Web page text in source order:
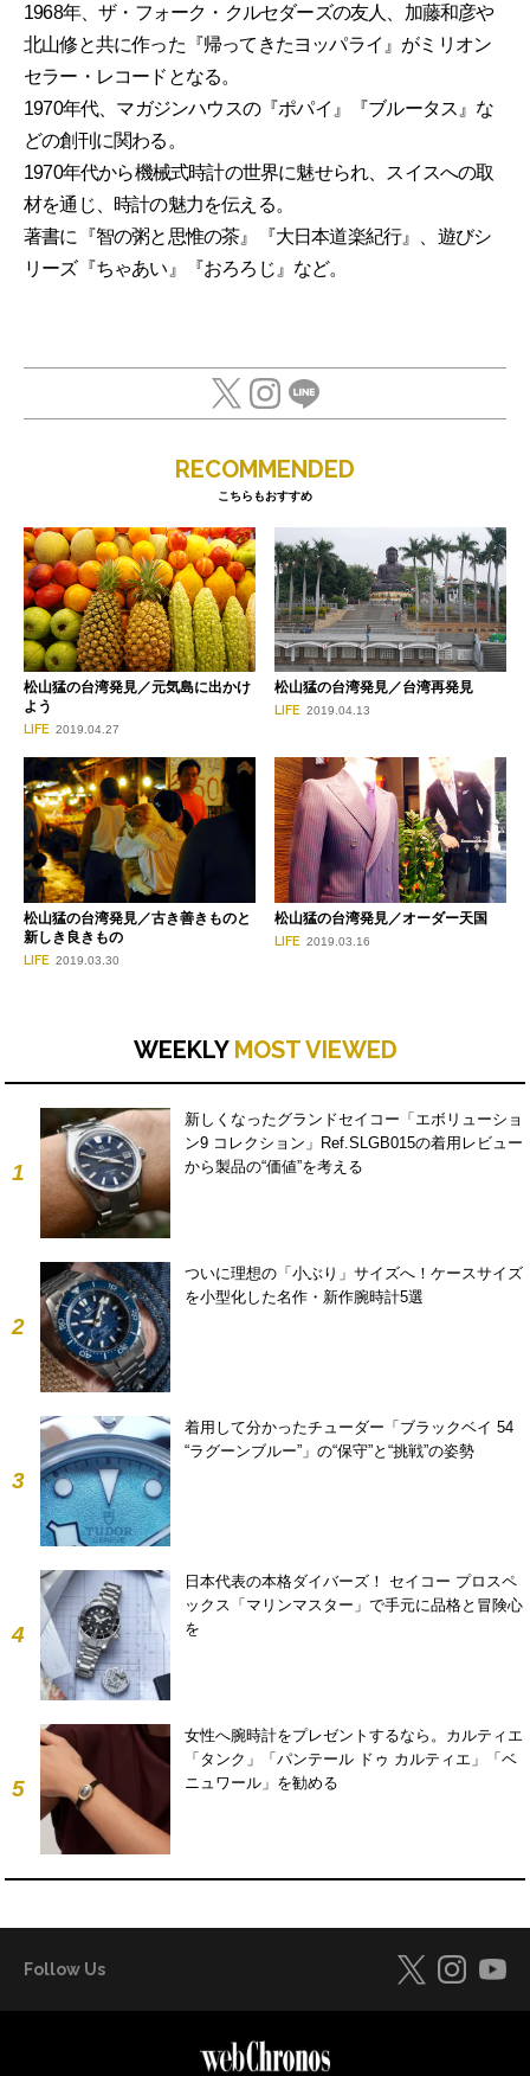
1968年、ザ・フォーク・クルセダーズの友人、加藤和彦や
北山修と共に作った『帰ってきたヨッパライ』がミリオン
セラー・レコードとなる。
1970年代、マガジンハウスの『ポパイ』『ブルータス』な
どの創刊に関わる。
1970年代から機械式時計の世界に魅せられ、スイスへの取
材を通じ、時計の魅力を伝える。
著書に『智の粥と思惟の茶』『大日本道楽紀行』、遊びシ
リーズ『ちゃあい』『おろろじ』など。
RECOMMENDED
こちらもおすすめ
松山猛の台湾発見／元気島に出かけ
よう
LIFE 2019.04.27
松山猛の台湾発見／台湾再発見
LIFE 2019.04.13
松山猛の台湾発見／古き善きものと
新しき良きもの
LIFE 2019.03.30
松山猛の台湾発見／オーダー天国
LIFE 2019.03.16
WEEKLY MOST VIEWED
1
新しくなったグランドセイコー「エボリューショ
ン9 コレクション」Ref.SLGB015の着用レビュー
から製品の“価値”を考える
2
ついに理想の「小ぶり」サイズへ！ケースサイズ
を小型化した名作・新作腕時計5選
3
着用して分かったチューダー「ブラックベイ 54
“ラグーンブルー”」の“保守”と“挑戦”の姿勢
4
日本代表の本格ダイバーズ！ セイコー プロスペ
ックス「マリンマスター」で手元に品格と冒険心
を
5
女性へ腕時計をプレゼントするなら。カルティエ
「タンク」「パンテール ドゥ カルティエ」「ベ
ニュワール」を勧める
Follow Us